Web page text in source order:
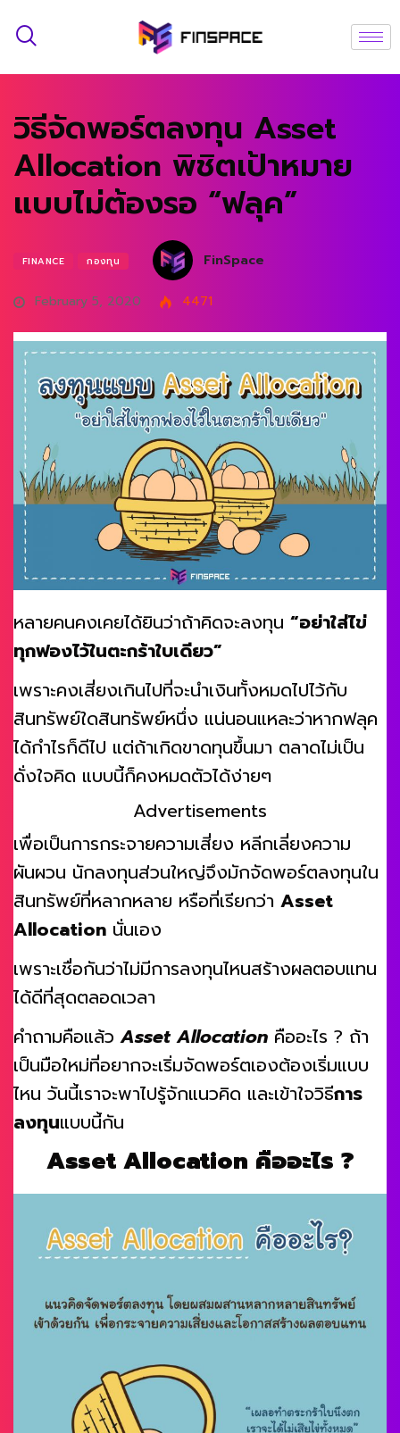
วิธีจัดพอร์ตลงทุน Asset
Allocation พิชิตเป้าหมาย
แบบไม่ต้องรอ “ฟลุค”
FINANCE กองทุน FinSpace
February 5, 2020 4471
หลายคนคงเคยได้ยินว่าถ้าคิดจะลงทุน “อย่าใส่ไข่
ทุกฟองไว้ในตะกร้าใบเดียว”
เพราะคงเสี่ยงเกินไปที่จะนำเงินทั้งหมดไปไว้กับ
สินทรัพย์ใดสินทรัพย์หนึ่ง แน่นอนแหละว่าหากฟลุค
ได้กำไรก็ดีไป แต่ถ้าเกิดขาดทุนขึ้นมา ตลาดไม่เป็น
ดั่งใจคิด แบบนี้ก็คงหมดตัวได้ง่ายๆ
Advertisements
เพื่อเป็นการกระจายความเสี่ยง หลีกเลี่ยงความ
ผันผวน นักลงทุนส่วนใหญ่จึงมักจัดพอร์ตลงทุนใน
สินทรัพย์ที่หลากหลาย หรือที่เรียกว่า Asset
Allocation นั่นเอง
เพราะเชื่อกันว่าไม่มีการลงทุนไหนสร้างผลตอบแทน
ได้ดีที่สุดตลอดเวลา
คำถามคือแล้วAsset Allocation คืออะไร ? ถ้า
เป็นมือใหม่ที่อยากจะเริ่มจัดพอร์ตเองต้องเริ่มแบบ
ไหน วันนี้เราจะพาไปรู้จักแนวคิด และเข้าใจวิธีการ
ลงทุนแบบนี้กัน
Asset Allocation คืออะไร ?